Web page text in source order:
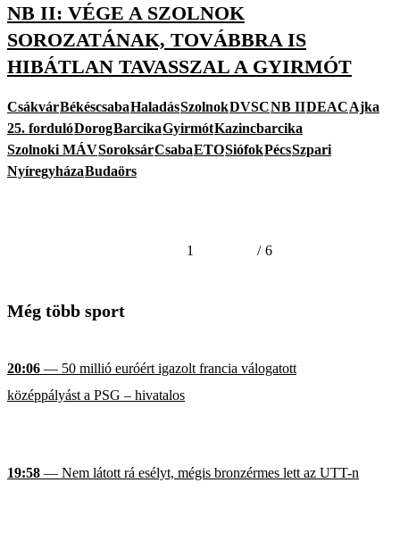
NB II: VÉGE A SZOLNOK
SOROZATÁNAK, TOVÁBBRA IS
HIBÁTLAN TAVASSZAL A GYIRMÓT
CsákvárBékéscsabaHaladásSzolnokDVSCNB IIDEACAjka
25. fordulóDorogBarcikaGyirmótKazincbarcika
Szolnoki MÁVSoroksárCsabaETOSiófokPécsSzpari
NyíregyházaBudaörs
1 / 6
Még több sport
20:06 — 50 millió euróért igazolt francia válogatott
középpályást a PSG – hivatalos
19:58 — Nem látott rá esélyt, mégis bronzérmes lett az UTT-n